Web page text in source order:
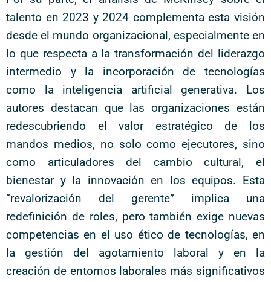
talento en 2023 y 2024 complementa esta visión
desde el mundo organizacional, especialmente en
lo que respecta a la transformación del liderazgo
intermedio y la incorporación de tecnologías
como la inteligencia artificial generativa. Los
autores destacan que las organizaciones están
redescubriendo el valor estratégico de los
mandos medios, no solo como ejecutores, sino
como articuladores del cambio cultural, el
bienestar y la innovación en los equipos. Esta
“revalorización del gerente” implica una
redefinición de roles, pero también exige nuevas
competencias en el uso ético de tecnologías, en
la gestión del agotamiento laboral y en la
creación de entornos laborales más significativos